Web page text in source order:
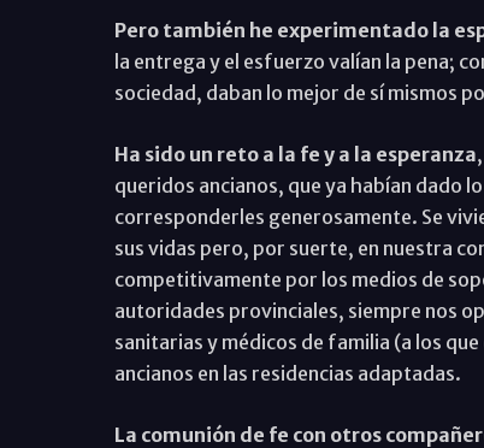
Pero también he experimentado la
la entrega y el esfuerzo valían la pena;
sociedad, daban lo mejor de sí mismos
Ha sido un reto a la fe y a la esperanza
queridos ancianos, que ya habían dado
corresponderles generosamente. Se
sus vidas pero, por suerte, en nuestra
competitivamente por los medios de
autoridades provinciales, siempre nos
sanitarias y médicos de familia (a los
ancianos en las residencias adaptadas.
La comunión de fe con otros